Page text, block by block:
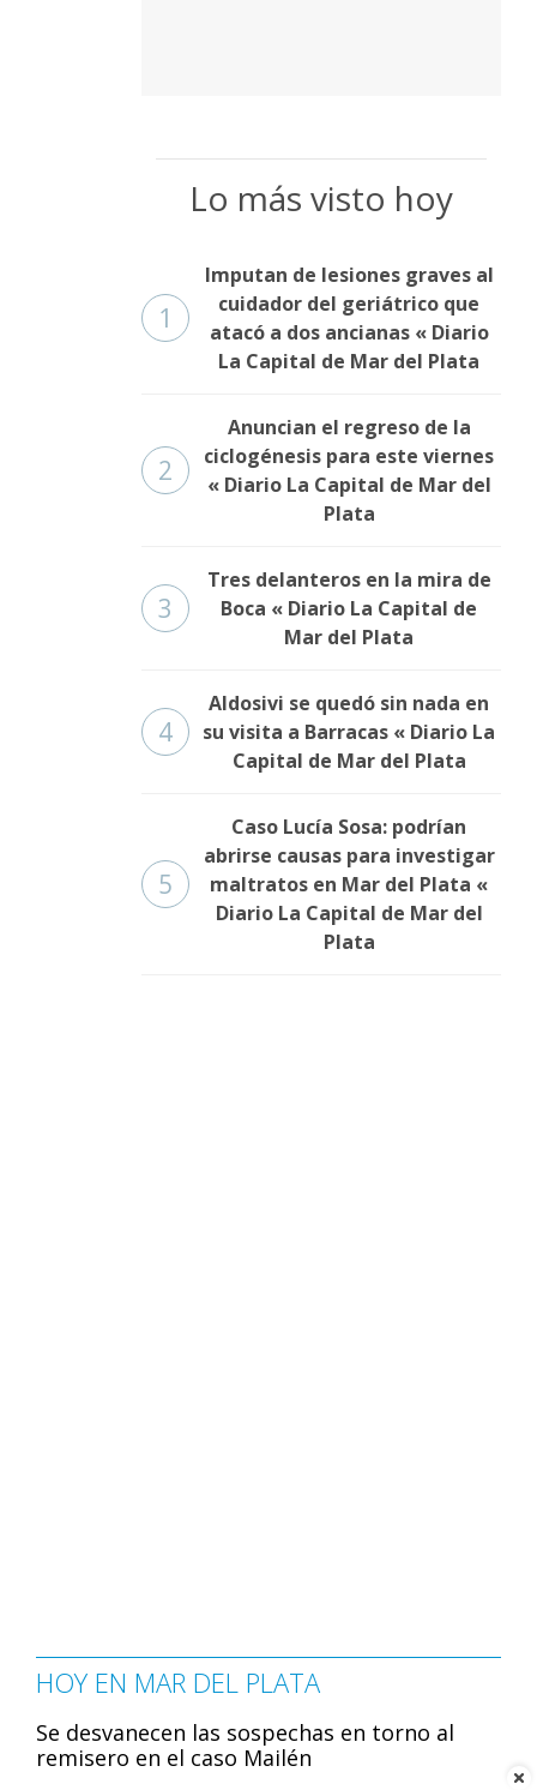
Lo más visto hoy
1
Imputan de lesiones graves al
cuidador del geriátrico que
atacó a dos ancianas « Diario
La Capital de Mar del Plata
2
Anuncian el regreso de la
ciclogénesis para este viernes
« Diario La Capital de Mar del
Plata
3
Tres delanteros en la mira de
Boca « Diario La Capital de
Mar del Plata
4
Aldosivi se quedó sin nada en
su visita a Barracas « Diario La
Capital de Mar del Plata
5
Caso Lucía Sosa: podrían
abrirse causas para investigar
maltratos en Mar del Plata «
Diario La Capital de Mar del
Plata
HOY EN MAR DEL PLATA
Se desvanecen las sospechas en torno al
remisero en el caso Mailén